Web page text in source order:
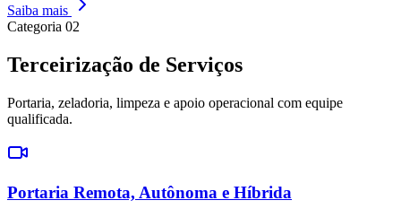
Saiba mais
Categoria 02
Terceirização de Serviços
Portaria, zeladoria, limpeza e apoio operacional com equipe
qualificada.
Portaria Remota, Autônoma e Híbrida